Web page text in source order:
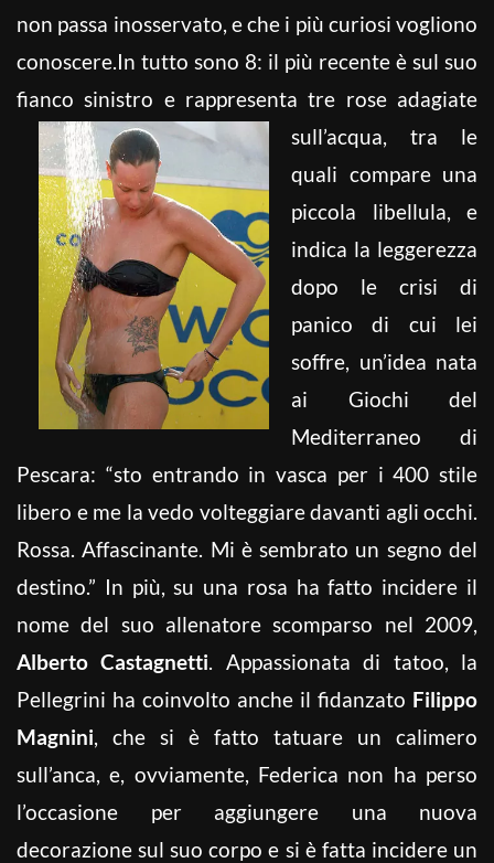
non passa inosservato, e che i più curiosi vogliono
conoscere.In tutto sono 8: il più recente è sul suo
fianco sinistro e rappresenta tre rose adagiate
sull’acqua, tra le
quali compare una
piccola libellula, e
indica la leggerezza
dopo le crisi di
panico di cui lei
soffre, un’idea nata
ai Giochi del
Mediterraneo di
Pescara: “sto entrando in vasca per i 400 stile
libero e me la vedo volteggiare davanti agli occhi.
Rossa. Affascinante. Mi è sembrato un segno del
destino.” In più, su una rosa ha fatto incidere il
nome del suo allenatore scomparso nel 2009,
Alberto Castagnetti. Appassionata di tatoo, la
Pellegrini ha coinvolto anche il fidanzato Filippo
Magnini, che si è fatto tatuare un calimero
sull’anca, e, ovviamente, Federica non ha perso
l’occasione per aggiungere una nuova
decorazione sul suo corpo e si è fatta incidere un